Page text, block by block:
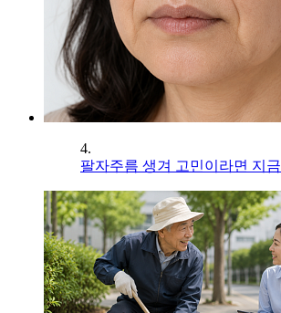
4.
팔자주름 생겨 고민이라면 지